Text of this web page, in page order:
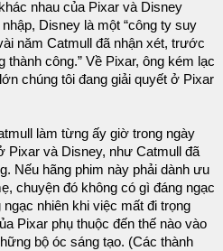
nhau của Pixar và Disney
Disney là một “công ty suy
năm Catmull đã nhận xét, trước
thành công.” Về Pixar, ông kém lạc
chúng tôi đang giải quyết ở Pixar
làm từng ấy giờ trong ngày
Pixar và Disney, như Catmull đã
Nếu hãng phim này phải dành ưu
chuyện đó không có gì đáng ngạc
nhiên khi việc mất đi trọng
Pixar phụ thuộc đến thế nào vào
bộ óc sáng tạo. (Các thành